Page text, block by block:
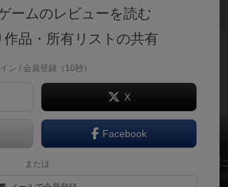
ポーションパ
Potion Panic
ームのレビューを読む
作品・所有リストの共有
ン / 会員登録（10秒）
X
Facebook
または